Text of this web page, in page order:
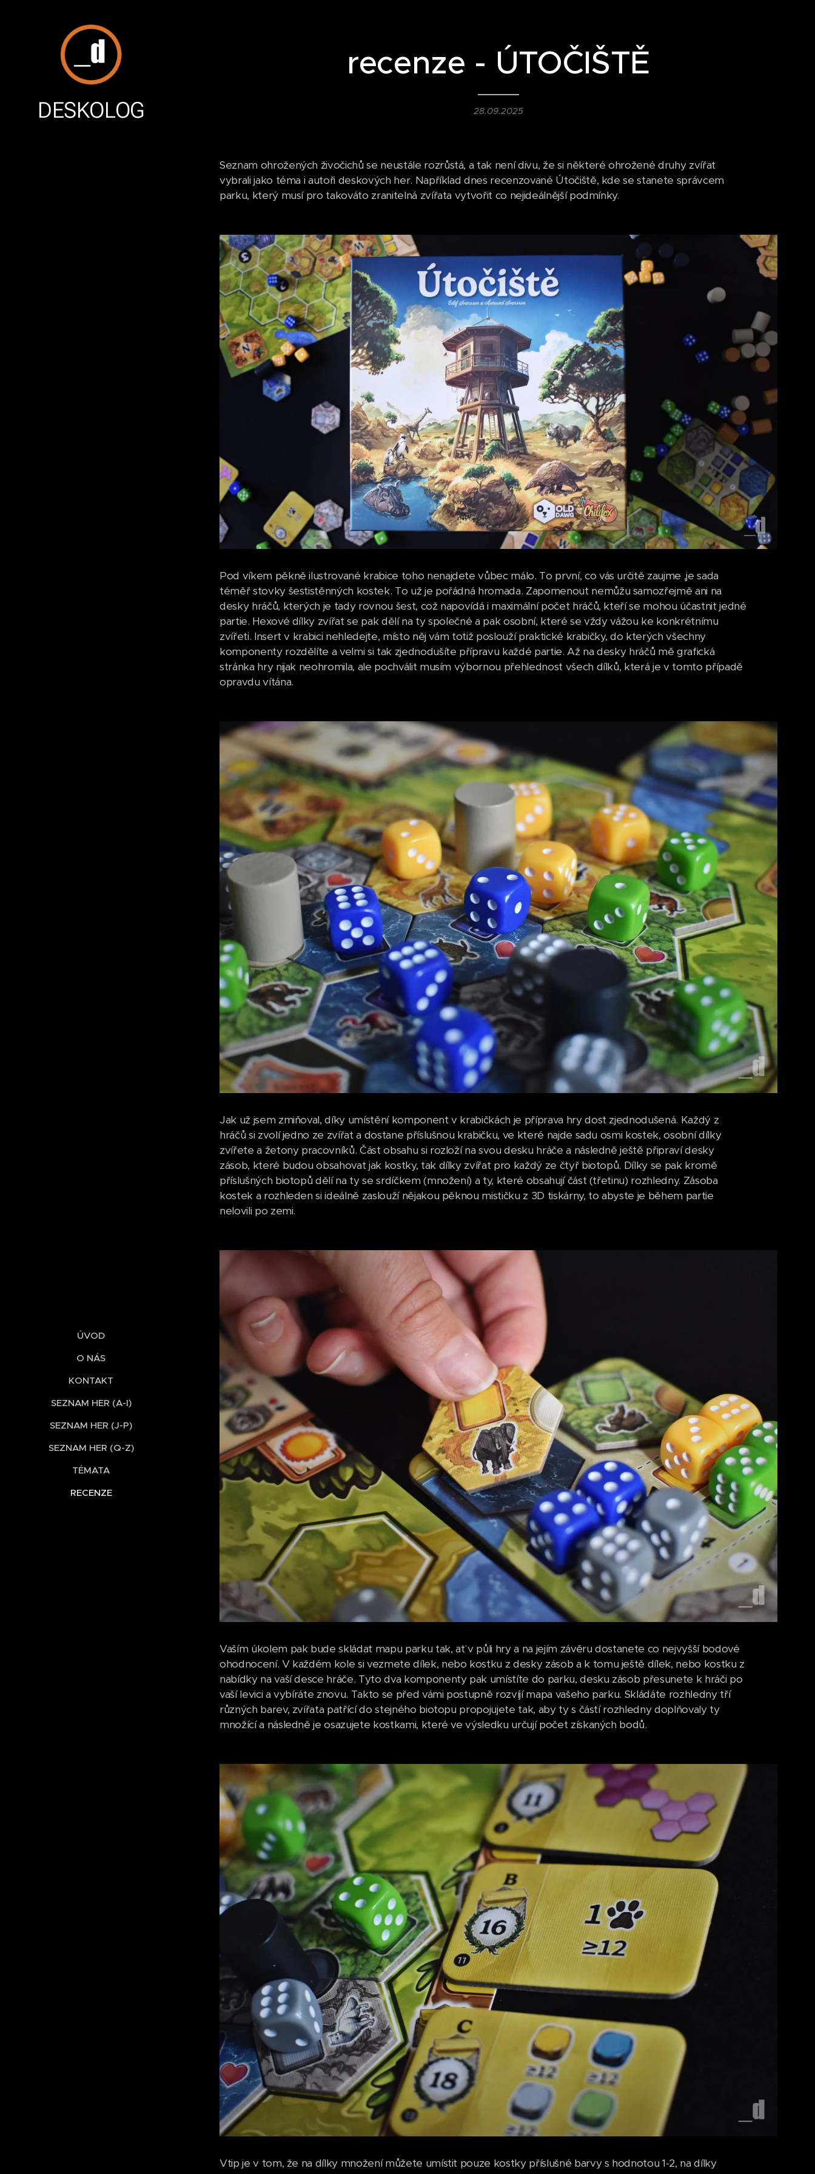
DESKOLOG
ÚVOD
O NÁS
KONTAKT
SEZNAM HER (A-I)
SEZNAM HER (J-P)
SEZNAM HER (Q-Z)
TÉMATA
RECENZE
recenze - ÚTOČIŠTĚ
28.09.2025
Seznam ohrožených živočichů se neustále rozrůstá, a tak není divu, že si některé ohrožené druhy zvířat
vybrali jako téma i autoři deskových her. Například dnes recenzované Útočiště, kde se stanete správcem
parku, který musí pro takováto zranitelná zvířata vytvořit co nejideálnější podmínky.
Pod víkem pěkně ilustrované krabice toho nenajdete vůbec málo. To první, co vás určitě zaujme ,je sada
téměř stovky šestistěnných kostek. To už je pořádná hromada. Zapomenout nemůžu samozřejmě ani na
desky hráčů, kterých je tady rovnou šest, což napovídá i maximální počet hráčů, kteří se mohou účastnit jedné
partie. Hexové dílky zvířat se pak dělí na ty společné a pak osobní, které se vždy vážou ke konkrétnímu
zvířeti. Insert v krabici nehledejte, místo něj vám totiž poslouží praktické krabičky, do kterých všechny
komponenty rozdělíte a velmi si tak zjednodušíte přípravu každé partie. Až na desky hráčů mě grafická
stránka hry nijak neohromila, ale pochválit musím výbornou přehlednost všech dílků, která je v tomto případě
opravdu vítána.
Jak už jsem zmiňoval, díky umístění komponent v krabičkách je příprava hry dost zjednodušená. Každý z
hráčů si zvolí jedno ze zvířat a dostane příslušnou krabičku, ve které najde sadu osmi kostek, osobní dílky
zvířete a žetony pracovníků. Část obsahu si rozloží na svou desku hráče a následně ještě připraví desky
zásob, které budou obsahovat jak kostky, tak dílky zvířat pro každý ze čtyř biotopů. Dílky se pak kromě
příslušných biotopů dělí na ty se srdíčkem (množení) a ty, které obsahují část (třetinu) rozhledny. Zásoba
kostek a rozhleden si ideálně zaslouží nějakou pěknou mističku z 3D tiskárny, to abyste je během partie
nelovili po zemi.
Vaším úkolem pak bude skládat mapu parku tak, ať v půli hry a na jejím závěru dostanete co nejvyšší bodové
ohodnocení. V každém kole si vezmete dílek, nebo kostku z desky zásob a k tomu ještě dílek, nebo kostku z
nabídky na vaší desce hráče. Tyto dva komponenty pak umístíte do parku, desku zásob přesunete k hráči po
vaší levici a vybíráte znovu. Takto se před vámi postupně rozvíjí mapa vašeho parku. Skládáte rozhledny tří
různých barev, zvířata patřící do stejného biotopu propojujete tak, aby ty s částí rozhledny doplňovaly ty
množící a následně je osazujete kostkami, které ve výsledku určují počet získaných bodů.
Vtip je v tom, že na dílky množení můžete umístit pouze kostky příslušné barvy s hodnotou 1-2, na dílky